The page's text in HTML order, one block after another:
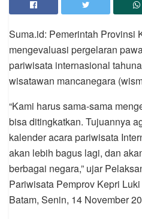
Suma.id: Pemerintah Provinsi
mengevaluasi pergelaran
pariwisata internasional
wisatawan mancanegara
“Kami harus sama-sama
bisa ditingkatkan. Tujuannya
kalender acara pariwisata
akan lebih bagus lagi, dan
berbagai negara,” ujar
Pariwisata Pemprov Kepri
Batam, Senin, 14 November